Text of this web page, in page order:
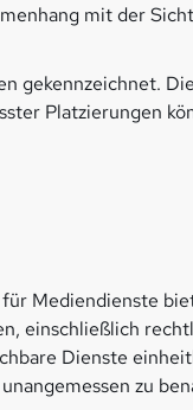
mit der
Platzierungen
Mediendienste
einschließlich
Dienste
zu